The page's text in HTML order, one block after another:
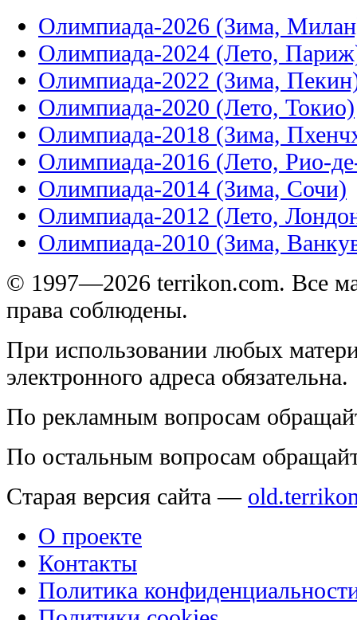
Олимпиада-2026 (Зима,
Олимпиада-2024 (Лето,
Олимпиада-2022 (Зима,
Олимпиада-2020 (Лето, Токио)
Олимпиада-2018 (Зима,
Олимпиада-2016 (Лето, Рио-
Олимпиада-2014 (Зима, Сочи)
Олимпиада-2012 (Лето,
Олимпиада-2010 (Зима,
© 1997—2026 terrikon.com. Все
права соблюдены.
При использовании любых
электронного адреса обязательна.
По рекламным вопросам
По остальным вопросам
Старая версия сайта —
О проекте
Контакты
Политика